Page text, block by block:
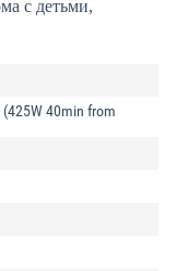
с детьми,
40min from